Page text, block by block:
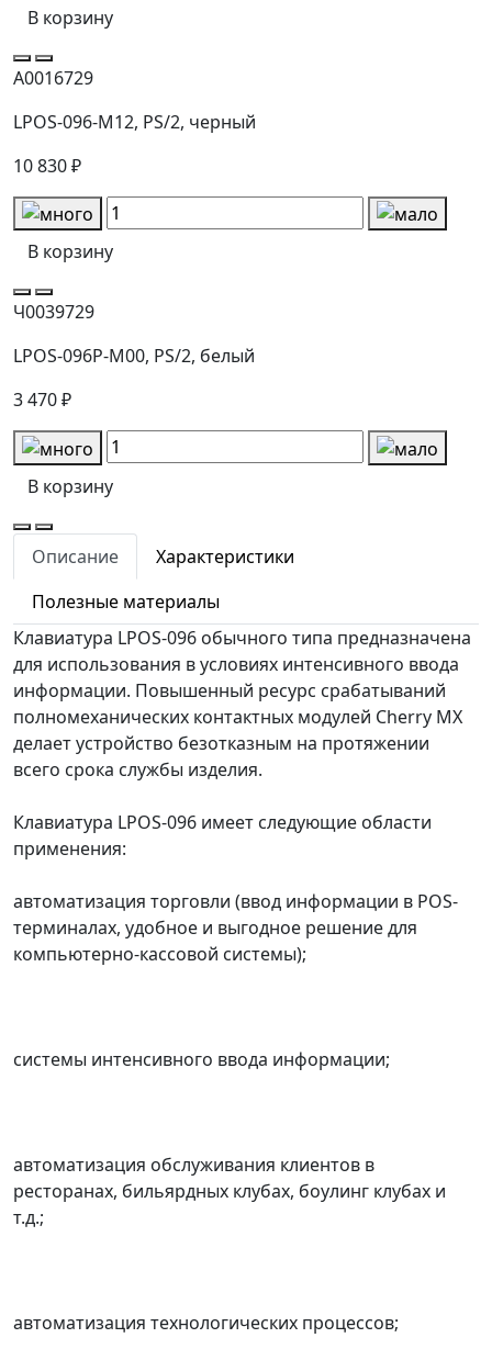
В корзину
А0016729
LPOS-096-M12, PS/2, черный
10 830 ₽
В корзину
Ч0039729
LPOS-096P-M00, PS/2, белый
3 470 ₽
В корзину
Описание
Характеристики
Полезные материалы
Клавиатура LPOS-096 обычного типа предназначена
для использования в условиях интенсивного ввода
информации. Повышенный ресурс срабатываний
полномеханических контактных модулей Cherry MX
делает устройство безотказным на протяжении
всего срока службы изделия.
Клавиатура LPOS-096 имеет следующие области
применения:
автоматизация торговли (ввод информации в POS-
терминалах, удобное и выгодное решение для
компьютерно-кассовой системы);
системы интенсивного ввода информации;
автоматизация обслуживания клиентов в
ресторанах, бильярдных клубах, боулинг клубах и
т.д.;
автоматизация технологических процессов;